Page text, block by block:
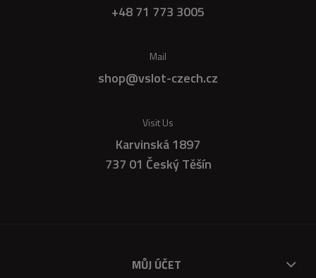
+48 71 773 3005
Mail
shop@vslot-czech.cz
Visit Us
Karvinská 1897
737 01 Český Těšín
MŮJ ÚČET